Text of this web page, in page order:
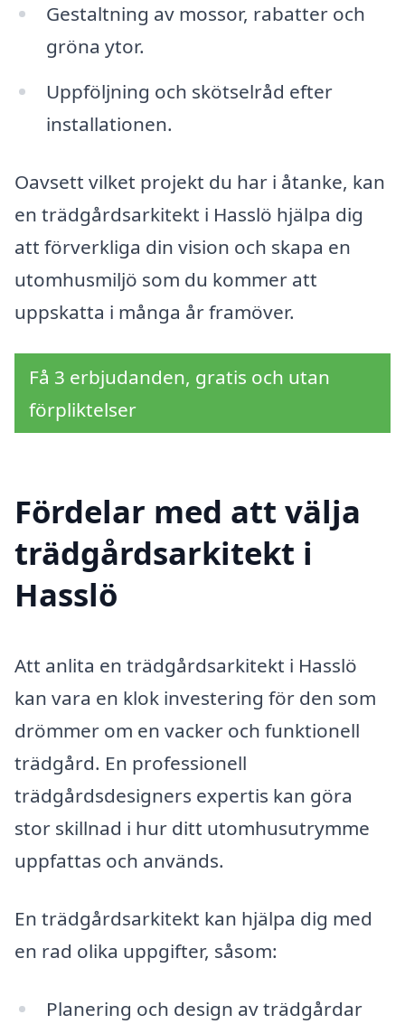
Gestaltning av mossor, rabatter och
gröna ytor.
Uppföljning och skötselråd efter
installationen.
Oavsett vilket projekt du har i åtanke, kan
en trädgårdsarkitekt i Hasslö hjälpa dig
att förverkliga din vision och skapa en
utomhusmiljö som du kommer att
uppskatta i många år framöver.
Få 3 erbjudanden, gratis och utan
förpliktelser
Fördelar med att välja
trädgårdsarkitekt i
Hasslö
Att anlita en trädgårdsarkitekt i Hasslö
kan vara en klok investering för den som
drömmer om en vacker och funktionell
trädgård. En professionell
trädgårdsdesigners expertis kan göra
stor skillnad i hur ditt utomhusutrymme
uppfattas och används.
En trädgårdsarkitekt kan hjälpa dig med
en rad olika uppgifter, såsom:
Planering och design av trädgårdar